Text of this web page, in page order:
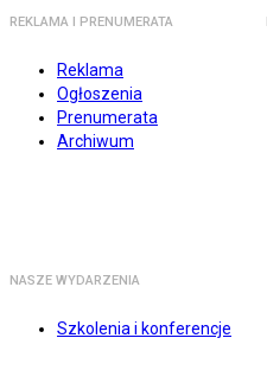
REKLAMA I PRENUMERATA
Reklama
Ogłoszenia
Prenumerata
Archiwum
NASZE WYDARZENIA
Szkolenia i konferencje